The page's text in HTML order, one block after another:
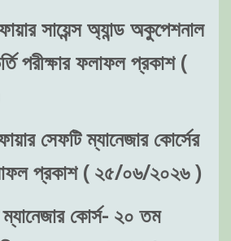
সায়েন্স অ্যান্ড অকুপেশনাল
পরীক্ষার ফলাফল প্রকাশ (
সেফটি ম্যানেজার কোর্সের
প্রকাশ ( ২৫/০৬/২০২৬ )
কোর্স- ২০ তম